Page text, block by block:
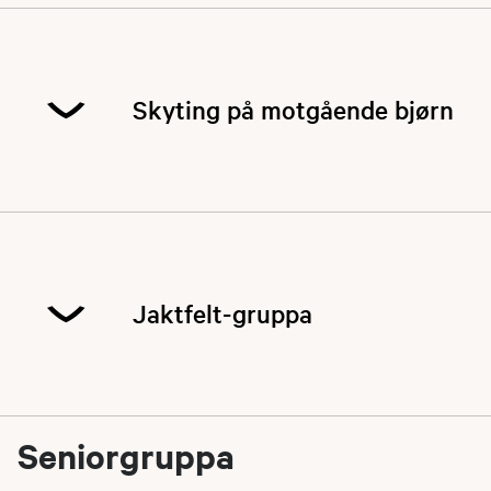
Skyting på motgående bjørn
Jaktfelt-gruppa
Seniorgruppa